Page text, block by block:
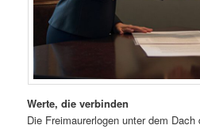
Werte, die verbinden
Die Freimaurerlogen unter dem